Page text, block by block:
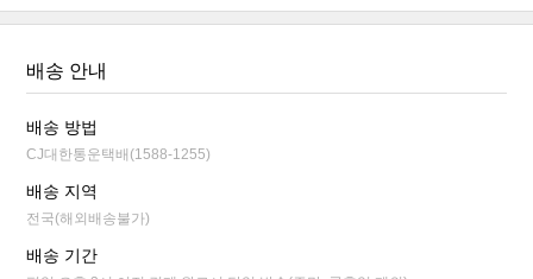
배송 안내
배송 방법
CJ대한통운택배(1588-1255)
배송 지역
전국(해외배송불가)
배송 기간